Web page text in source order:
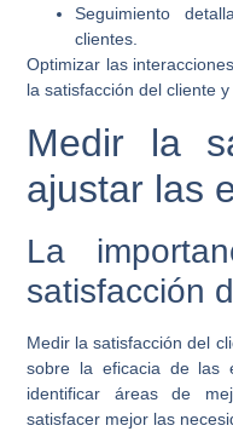
Seguimiento
clientes.
Optimizar las
la satisfacción del cliente
Medir la
ajustar las
La
satisfacción
Medir la satisfacción del
sobre la eficacia de las
identificar áreas de
satisfacer mejor las